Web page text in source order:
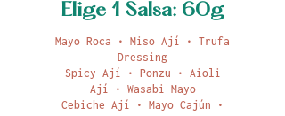
Elige 1 Salsa: 60g
Mayo Roca • Miso Ají • Trufa
Dressing
Spicy Ají • Ponzu • Aioli
Ají • Wasabi Mayo
Cebiche Ají • Mayo Cajún •